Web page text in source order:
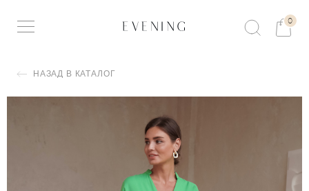
0
НАЗАД В КАТАЛОГ